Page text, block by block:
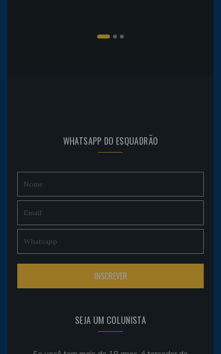
WHATSAPP DO ESQUADRÃO
SEJA UM COLUNISTA